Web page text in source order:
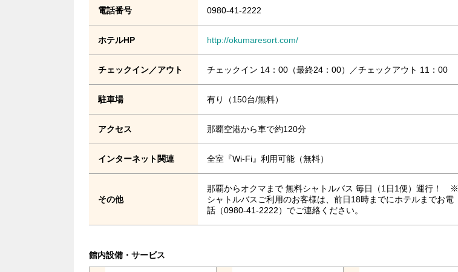
電話番号 0980-41-2222
ホテルHP http://okumaresort.com/
チェックイン／アウト チェックイン 14：00（最終24：00）／チェックアウト 11：00
駐車場 有り（150台/無料）
アクセス 那覇空港から車で約120分
インターネット関連 全室『Wi-Fi』利用可能（無料）
その他
那覇からオクマまで 無料シャトルバス 毎日（1日1便）運行！ ※
シャトルバスご利用のお客様は、前日18時までにホテルまでお電
話（0980-41-2222）でご連絡ください。
館内設備・サービス